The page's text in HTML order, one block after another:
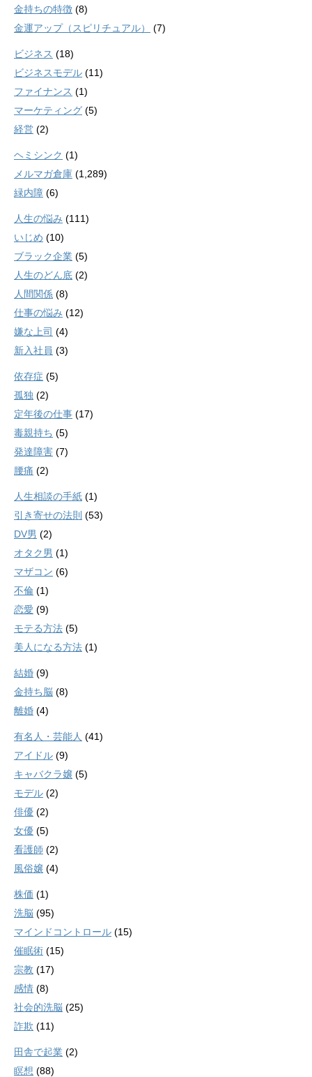
金持ちの特徴 (8)
金運アップ（スピリチュアル）
(7)
ビジネス (18)
ビジネスモデル (11)
ファイナンス (1)
マーケティング (5)
経営 (2)
ヘミシンク (1)
メルマガ倉庫 (1,289)
緑内障 (6)
人生の悩み (111)
いじめ (10)
ブラック企業 (5)
人生のどん底 (2)
人間関係 (8)
仕事の悩み (12)
嫌な上司 (4)
新入社員 (3)
依存症 (5)
孤独 (2)
定年後の仕事 (17)
毒親持ち (5)
発達障害 (7)
腰痛 (2)
人生相談の手紙 (1)
引き寄せの法則 (53)
DV男 (2)
オタク男 (1)
マザコン (6)
不倫 (1)
恋愛 (9)
モテる方法 (5)
美人になる方法 (1)
結婚 (9)
金持ち脳 (8)
離婚 (4)
有名人・芸能人 (41)
アイドル (9)
キャバクラ嬢 (5)
モデル (2)
俳優 (2)
女優 (5)
看護師 (2)
風俗嬢 (4)
株価 (1)
洗脳 (95)
マインドコントロール (15)
催眠術 (15)
宗教 (17)
感情 (8)
社会的洗脳 (25)
詐欺 (11)
田舎で起業 (2)
瞑想 (88)